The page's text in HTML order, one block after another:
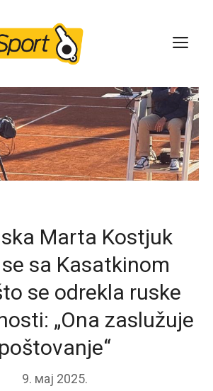
Marta Kostjuk
sa Kasatkinom
se odrekla ruske
„Ona zaslužuje
poštovanje“
9. мај 2025.